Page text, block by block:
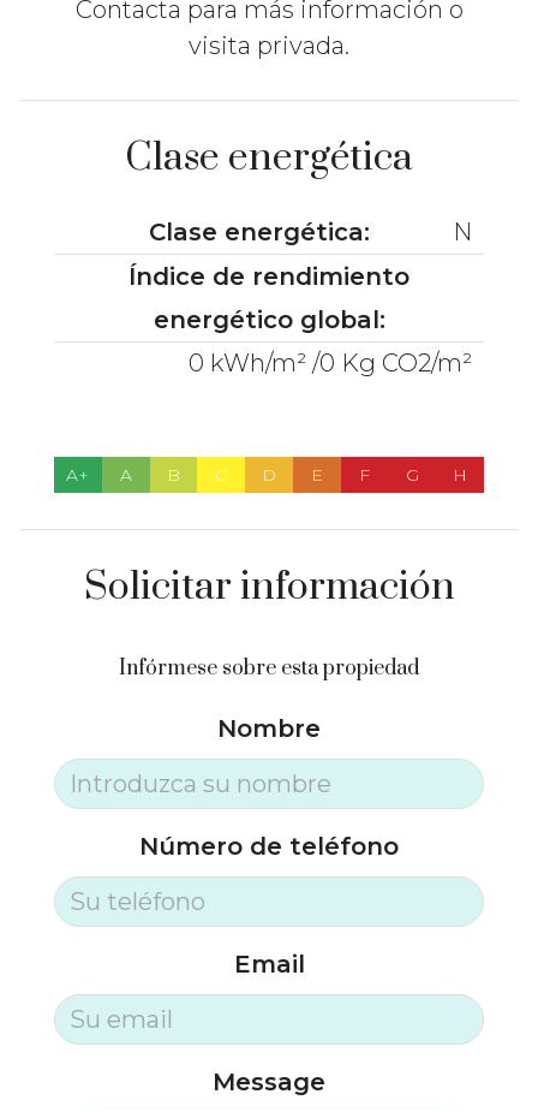
Contacta para más información o
visita privada.
Clase energética
Clase energética:
N
Índice de rendimiento
energético global:
0 kWh/m² /0 Kg CO2/m²
A+ A B C D E F G H
Solicitar información
Infórmese sobre esta propiedad
Nombre
Número de teléfono
Email
Message